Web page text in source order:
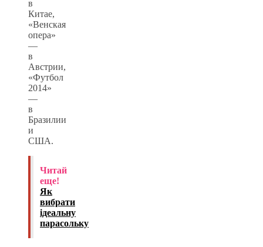
в
Китае,
«Венская
опера»
—
в
Австрии,
«Футбол
2014»
—
в
Бразилии
и
США.
Читай
еще!
Як
вибрати
ідеальну
парасольку